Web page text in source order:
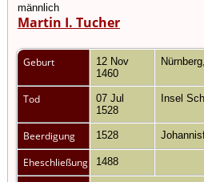
männlich
Martin I. Tucher
Geburt
12 Nov
1460
Tod
07 Jul
1528
Insel
Beerdigung 1528
Eheschließung 1488